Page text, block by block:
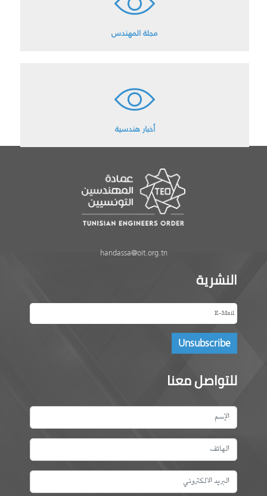
مجلة المهندس
أخبار هندسية
handassa@oit.org.tn
النشرية
للتواصل معنا